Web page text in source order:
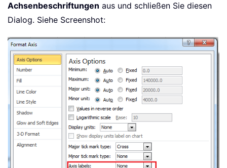
Achsenbeschriftungen aus und schließen Sie diesen
Dialog. Siehe Screenshot: